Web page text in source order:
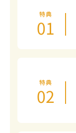
特典
01
特典
02